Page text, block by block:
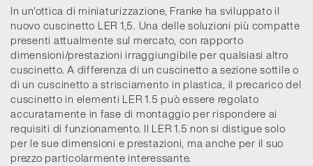
In un'ottica di miniaturizzazione, Franke ha sviluppato il
nuovo cuscinetto LER 1,5. Una delle soluzioni più compatte
presenti attualmente sul mercato, con rapporto
dimensioni/prestazioni irraggiungibile per qualsiasi altro
cuscinetto. A differenza di un cuscinetto a sezione sottile o
di un cuscinetto a strisciamento in plastica, il precarico del
cuscinetto in elementi LER 1.5 può essere regolato
accuratamente in fase di montaggio per rispondere ai
requisiti di funzionamento. Il LER 1.5 non si distigue solo
per le sue dimensioni e prestazioni, ma anche per il suo
prezzo particolarmente interessante.